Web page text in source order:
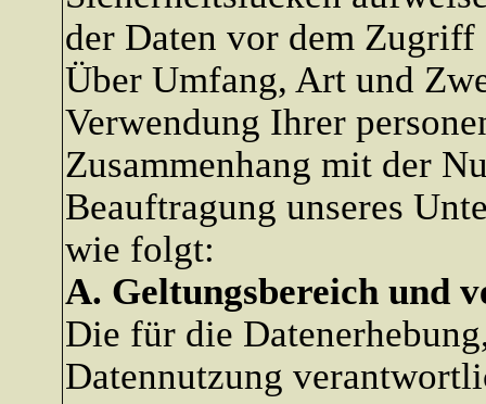
der Daten vor dem
Über Umfang, Art und
Verwendung Ihrer
Zusammenhang mit der
Beauftragung unseres
wie folgt:
A. Geltungsbereich und
Die für die
Datennutzung